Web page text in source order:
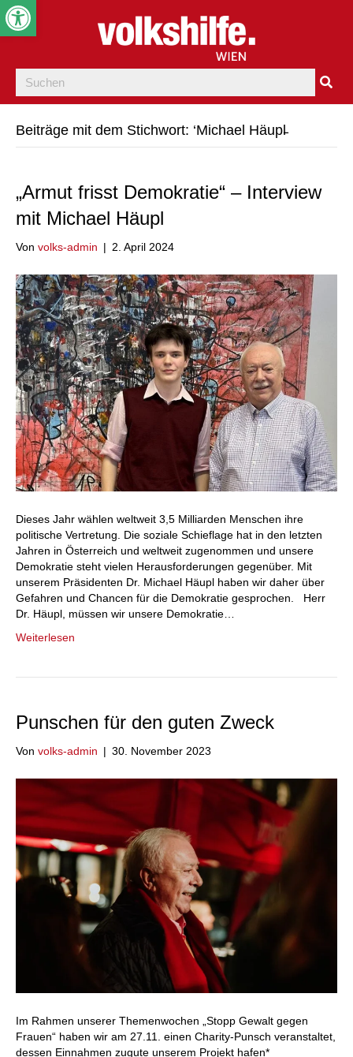
Beiträge mit dem Stichwort: ‘Michael Häupl̵
„Armut frisst Demokratie“ – Interview
mit Michael Häupl
Von volks-admin | 2. April 2024
Dieses Jahr wählen weltweit 3,5 Milliarden Menschen ihre
politische Vertretung. Die soziale Schieflage hat in den letzten
Jahren in Österreich und weltweit zugenommen und unsere
Demokratie steht vielen Herausforderungen gegenüber. Mit
unserem Präsidenten Dr. Michael Häupl haben wir daher über
Gefahren und Chancen für die Demokratie gesprochen. Herr
Dr. Häupl, müssen wir unsere Demokratie…
Weiterlesen
Punschen für den guten Zweck
Von volks-admin | 30. November 2023
Im Rahmen unserer Themenwochen „Stopp Gewalt gegen
Frauen“ haben wir am 27.11. einen Charity-Punsch veranstaltet,
dessen Einnahmen zugute unserem Projekt hafen*